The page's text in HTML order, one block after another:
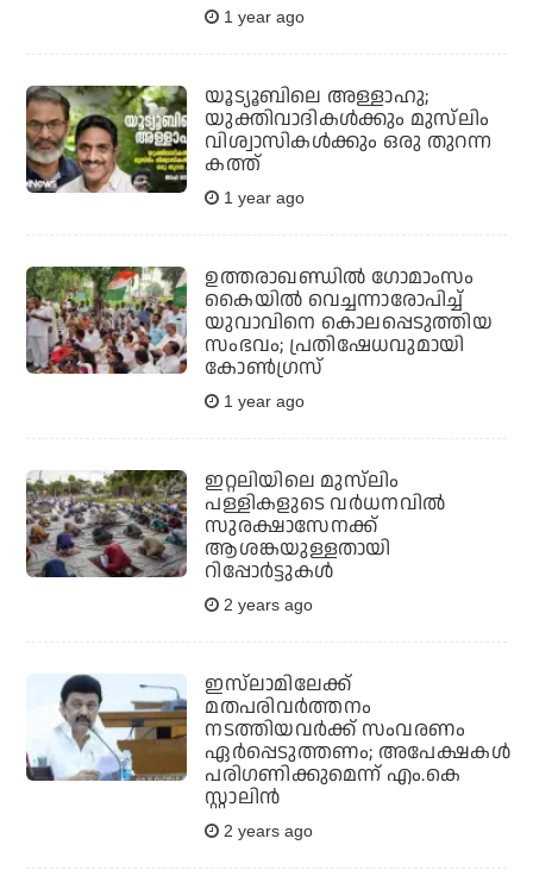
1 year ago
യൂട്യൂബിലെ അള്ളാഹു;
യുക്തിവാദികള്‍ക്കും മുസ്‌ലിം
വിശ്വാസികള്‍ക്കും ഒരു തുറന്ന
കത്ത്
1 year ago
ഉത്തരാഖണ്ഡില്‍ ഗോമാംസം
കൈയില്‍ വെച്ചന്നാരോപിച്ച്
യുവാവിനെ കൊലപ്പെടുത്തിയ
സംഭവം; പ്രതിഷേധവുമായി
കോണ്‍ഗ്രസ്
1 year ago
ഇറ്റലിയിലെ മുസ്‌ലിം
പള്ളികളുടെ വര്‍ധനവില്‍
സുരക്ഷാസേനക്ക്
ആശങ്കയുള്ളതായി
റിപ്പോര്‍ട്ടുകള്‍
2 years ago
ഇസ്‌ലാമിലേക്ക്
മതപരിവര്‍ത്തനം
നടത്തിയവര്‍ക്ക് സംവരണം
ഏര്‍പ്പെടുത്തണം; അപേക്ഷകള്‍
പരിഗണിക്കുമെന്ന് എം.കെ
സ്റ്റാലിന്‍
2 years ago